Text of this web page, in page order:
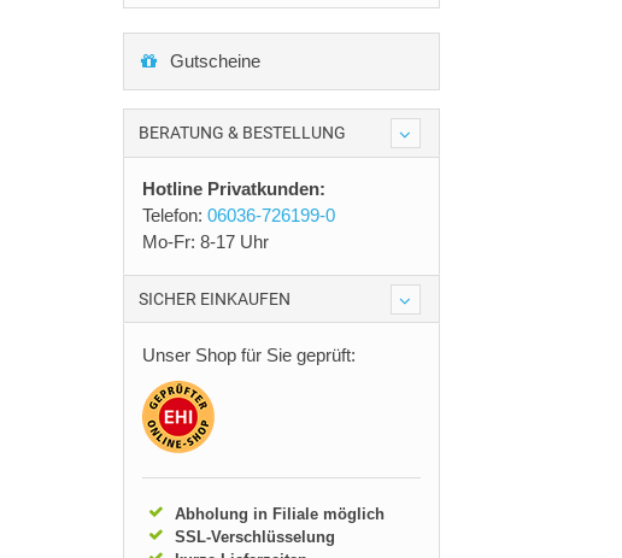
Gutscheine
BERATUNG & BESTELLUNG
Hotline Privatkunden:
Telefon: 06036-726199-0
Mo-Fr: 8-17 Uhr
SICHER EINKAUFEN
Unser Shop für Sie geprüft:
Abholung in Filiale möglich
SSL-Verschlüsselung